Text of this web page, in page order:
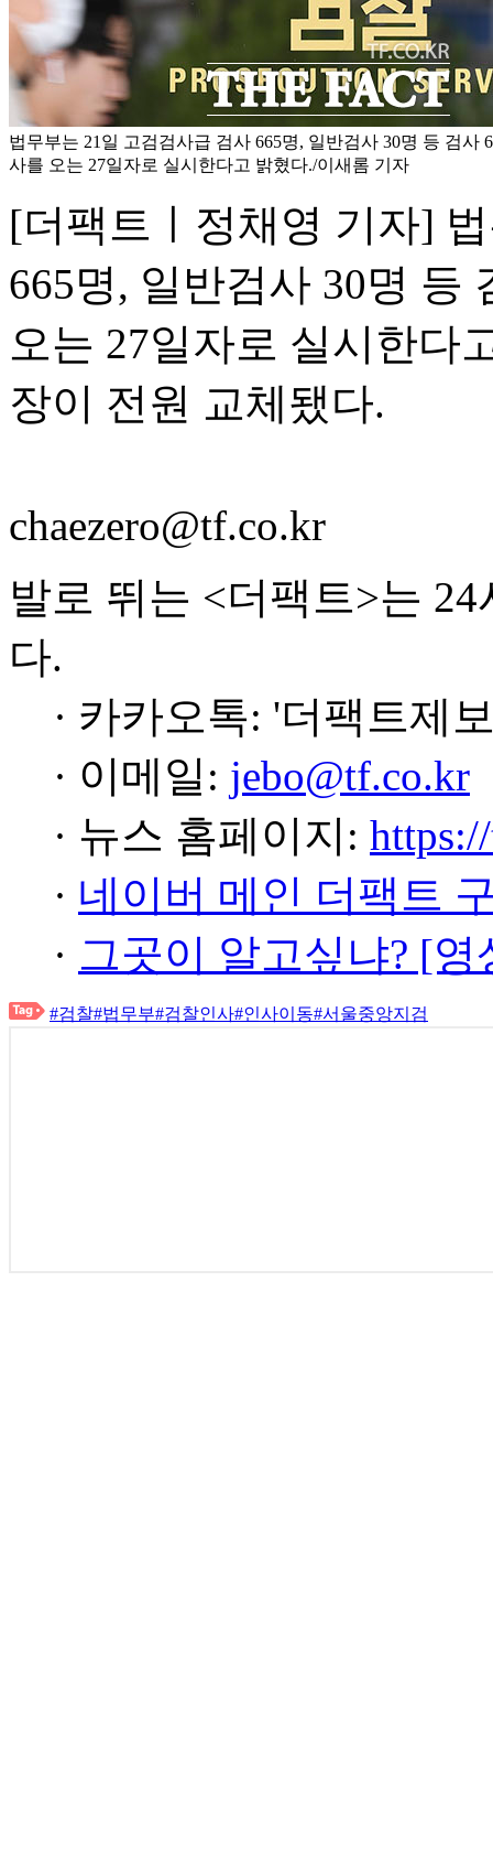
법무부는 21일 고검검사급 검사 665명, 일반검사 30명 등 검사
사를 오는 27일자로 실시한다고 밝혔다./이새롬 기자
[더팩트ㅣ정채영 기자]
665명, 일반검사 30명 등
오는 27일자로 실시한다
장이 전원 교체됐다.
chaezero@tf.co.kr
발로 뛰는 <더팩트>는
다.
· 카카오톡: '더팩트제
· 이메일: jebo@tf.co.kr
· 뉴스 홈페이지:
· 네이버 메인 더팩트
· 그곳이 알고싶냐? [
#검찰#법무부#검찰인사#인사이동#서울중앙지검